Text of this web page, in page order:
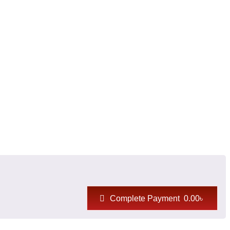
Complete Payment 0.00৳